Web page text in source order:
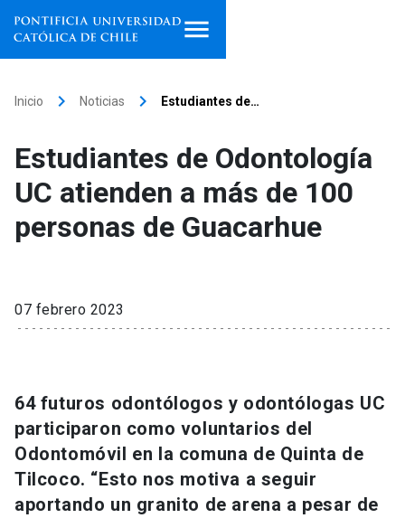
Facultades, escuelas e
institutos
Investigación
Extensión
Universidad
Información para keyboard_arrow_down
Futuros estudiantes
Go to english site launch
Inicio keyboard_arrow_right Noticias keyboard_arrow_right Estudiantes de…
Estudiantes de Odontología
UC atienden a más de 100
personas de Guacarhue
07 febrero 2023
64 futuros odontólogos y odontólogas UC
participaron como voluntarios del
Odontomóvil en la comuna de Quinta de
Tilcoco. “Esto nos motiva a seguir
aportando un granito de arena a pesar de